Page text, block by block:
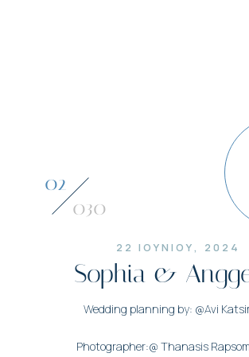
03
030
22 ΙΟΥΝΙΟΥ, 2024
Sophia &
Wedding planning by: @Avi
Photographer:@ Thanasis